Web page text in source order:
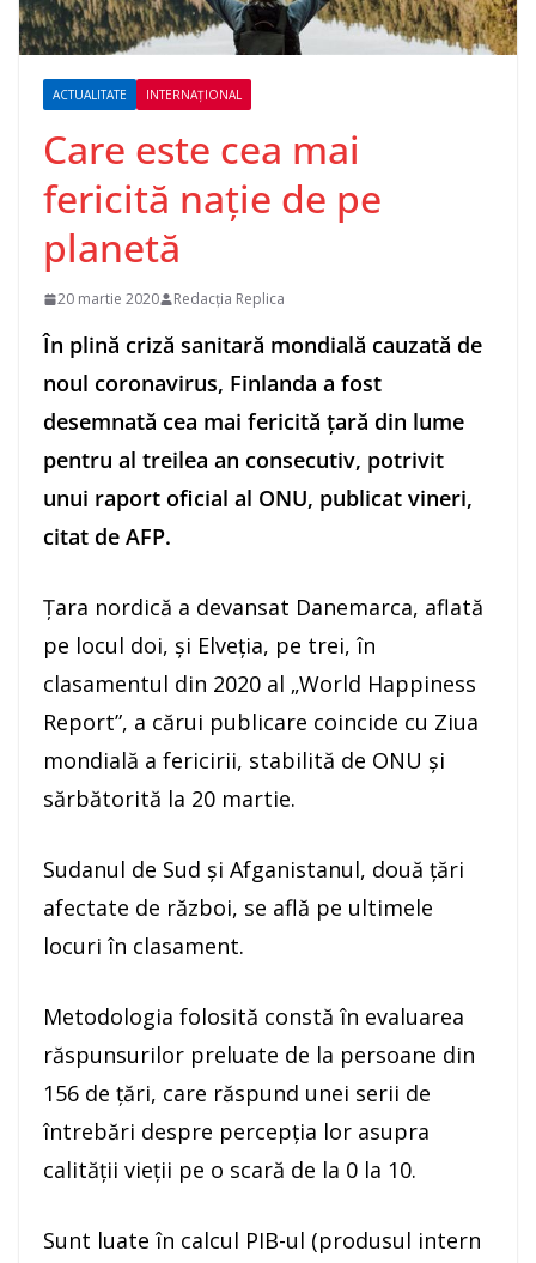
ACTUALITATE INTERNAȚIONAL
Care este cea mai
fericită nație de pe
planetă
20 martie 2020 Redacția Replica
În plină criză sanitară mondială cauzată de
noul coronavirus, Finlanda a fost
desemnată cea mai fericită ţară din lume
pentru al treilea an consecutiv, potrivit
unui raport oficial al ONU, publicat vineri,
citat de AFP.
Ţara nordică a devansat Danemarca, aflată
pe locul doi, şi Elveţia, pe trei, în
clasamentul din 2020 al „World Happiness
Report”, a cărui publicare coincide cu Ziua
mondială a fericirii, stabilită de ONU şi
sărbătorită la 20 martie.
Sudanul de Sud şi Afganistanul, două ţări
afectate de război, se află pe ultimele
locuri în clasament.
Metodologia folosită constă în evaluarea
răspunsurilor preluate de la persoane din
156 de ţări, care răspund unei serii de
întrebări despre percepţia lor asupra
calităţii vieţii pe o scară de la 0 la 10.
Sunt luate în calcul PIB-ul (produsul intern